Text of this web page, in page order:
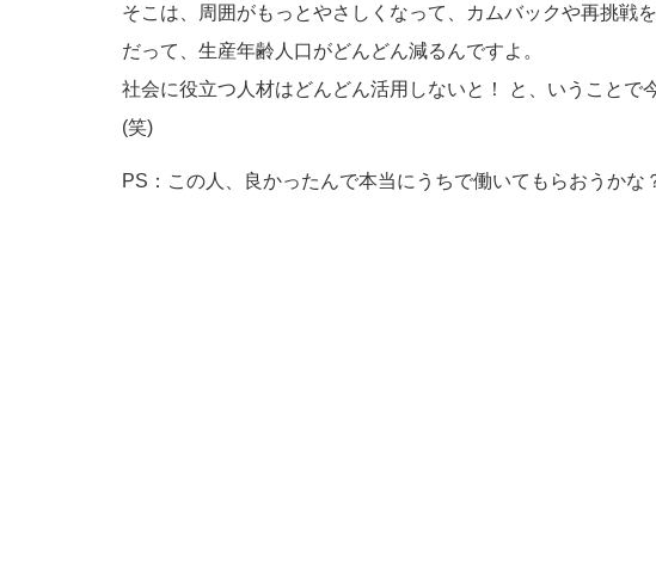
そこは、周囲がもっとやさしくなって、カムバックや再挑戦
だって、生産年齢人口がどんどん減るんですよ。
社会に役立つ人材はどんどん活用しないと！ と、いうことで
(笑)
PS：この人、良かったんで本当にうちで働いてもらおうかな